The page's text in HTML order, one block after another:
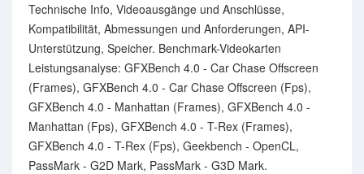
Technische Info, Videoausgänge und Anschlüsse,
Kompatibilität, Abmessungen und Anforderungen, API-
Unterstützung, Speicher. Benchmark-Videokarten
Leistungsanalyse: GFXBench 4.0 - Car Chase Offscreen
(Frames), GFXBench 4.0 - Car Chase Offscreen (Fps),
GFXBench 4.0 - Manhattan (Frames), GFXBench 4.0 -
Manhattan (Fps), GFXBench 4.0 - T-Rex (Frames),
GFXBench 4.0 - T-Rex (Fps), Geekbench - OpenCL,
PassMark - G2D Mark, PassMark - G3D Mark.